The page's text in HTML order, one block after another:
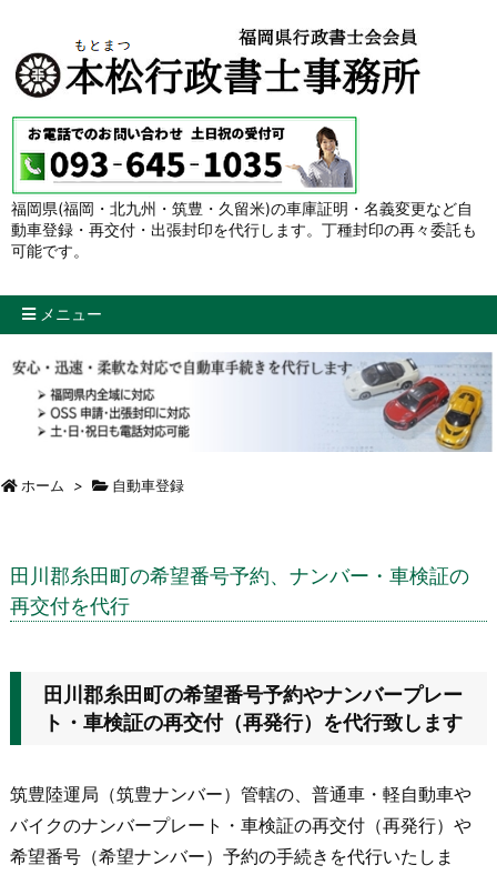
福岡県(福岡・北九州・筑豊・久留米)の車庫証明・名義変更など自
動車登録・再交付・出張封印を代行します。丁種封印の再々委託も
可能です。
メニュー
ホーム > 自動車登録
田川郡糸田町の希望番号予約、ナンバー・車検証の
再交付を代行
田川郡糸田町の希望番号予約やナンバープレー
ト・車検証の再交付（再発行）を代行致します
筑豊陸運局（筑豊ナンバー）管轄の、普通車・軽自動車や
バイクのナンバープレート・車検証の再交付（再発行）や
希望番号（希望ナンバー）予約の手続きを代行いたしま